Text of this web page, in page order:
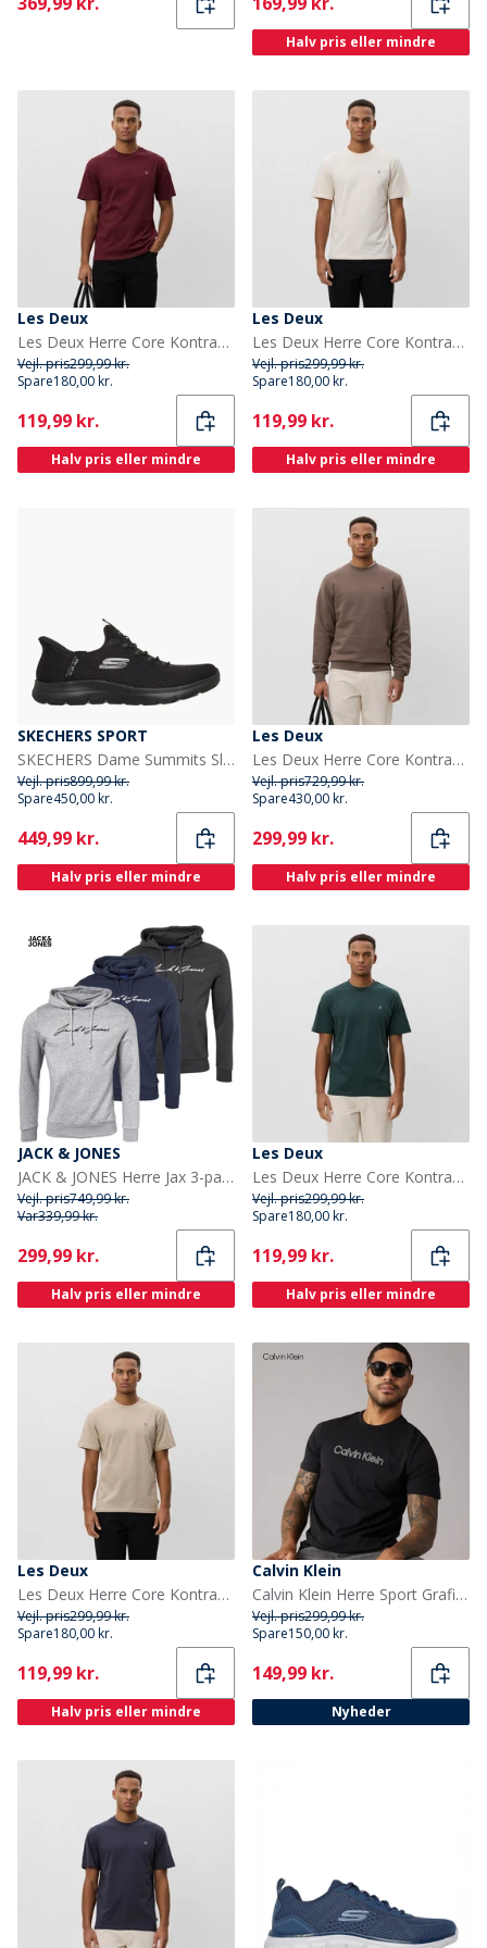
Halv pris eller mindre
Les Deux
Les Deux Herre Core Kontrast T-shirt Chocolate Truffle Red
Vejl. pris299,99 kr.
Spare180,00 kr.
Current
119,99 kr.
Halv pris eller mindre
Les Deux
Les Deux Herre Core Kontrast T-shirt Ivory
Vejl. pris299,99 kr.
Spare180,00 kr.
Current
119,99 kr.
Halv pris eller mindre
SKECHERS SPORT
SKECHERS Dame Summits Slip-in Dream Chaser Sneakers Sort
Vejl. pris899,99 kr.
Spare450,00 kr.
Current
449,99 kr.
Halv pris eller mindre
Les Deux
Les Deux Herre Core Kontrast Sweatshirt Mountain Grey Brown
Vejl. pris729,99 kr.
Spare430,00 kr.
Current
299,99 kr.
Halv pris eller mindre
JACK & JONES
JACK & JONES Herre Jax 3-pak Sweat Hoodies Tap Sko/Lysegrå Melange/Marineblå Blazer
Vejl. pris749,99 kr.
Var339,99 kr.
Current
299,99 kr.
Halv pris eller mindre
Les Deux
Les Deux Herre Core Kontrast T-shirt Pine Green
Vejl. pris299,99 kr.
Spare180,00 kr.
Current
119,99 kr.
Halv pris eller mindre
Les Deux
Les Deux Herre Core Kontrast T-shirt Dark Sand
Vejl. pris299,99 kr.
Spare180,00 kr.
Current
119,99 kr.
Halv pris eller mindre
Calvin Klein
Calvin Klein Herre Sport Grafisk T-shirt Sort
Vejl. pris299,99 kr.
Spare150,00 kr.
Current
149,99 kr.
Nyheder